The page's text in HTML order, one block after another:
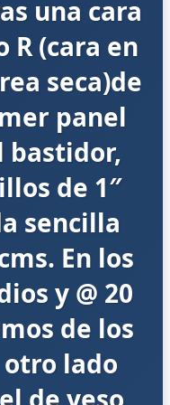
una cara
R (cara en
seca)de
panel
bastidor,
de 1″
sencilla
En los
y @ 20
de los
lado